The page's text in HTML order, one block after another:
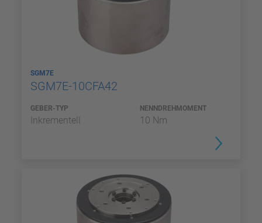
SGM7E
SGM7E-10CFA42
GEBER-TYP
Inkrementell
NENNDREHMOMENT
10 Nm